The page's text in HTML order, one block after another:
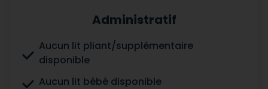
Administratif
Aucun lit pliant/supplémentaire
disponible
Aucun lit bébé disponible